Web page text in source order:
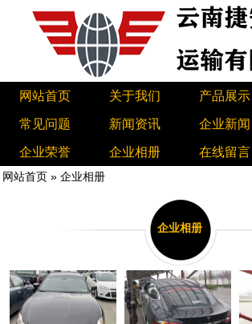
网站首页 关于我们 产品展示
常见问题 新闻资讯 企业新闻
企业荣誉 企业相册 在线留言
网站首页 » 企业相册
企业相册